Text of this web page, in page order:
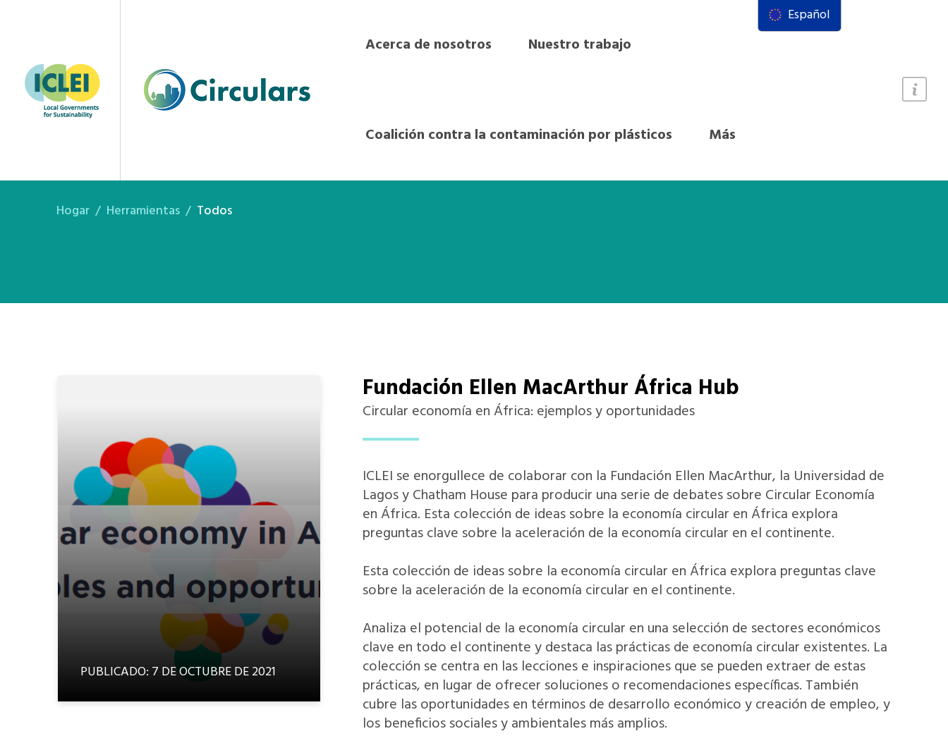
Acerca de nosotros Nuestro trabajo
Coalición contra la contaminación por plásticos Más
Fundación Ellen MacArthur África Hub
Hogar Herramientas Todos
PUBLICADO: 7 DE OCTUBRE DE 2021
Fundación Ellen MacArthur África Hub
Circular economía en África: ejemplos y oportunidades
ICLEI se enorgullece de colaborar con la Fundación Ellen MacArthur, la Universidad de
Lagos y Chatham House para producir una serie de debates sobre Circular Economía
en África. Esta colección de ideas sobre la economía circular en África explora
preguntas clave sobre la aceleración de la economía circular en el continente.
Esta colección de ideas sobre la economía circular en África explora preguntas clave
sobre la aceleración de la economía circular en el continente.
Analiza el potencial de la economía circular en una selección de sectores económicos
clave en todo el continente y destaca las prácticas de economía circular existentes. La
colección se centra en las lecciones e inspiraciones que se pueden extraer de estas
prácticas, en lugar de ofrecer soluciones o recomendaciones específicas. También
cubre las oportunidades en términos de desarrollo económico y creación de empleo, y
los beneficios sociales y ambientales más amplios.
Español